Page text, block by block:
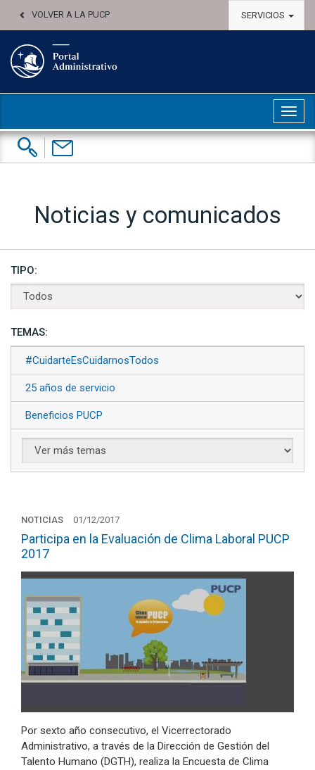
VOLVER A LA PUCP SERVICIOS
Buscar:
Contáctenos
Noticias y comunicados
TIPO:
TEMAS:
#CuidarteEsCuidarnosTodos
25 años de servicio
Beneficios PUCP
NOTICIAS 01/12/2017
Participa en la Evaluación de Clima Laboral PUCP
2017
Por sexto año consecutivo, el Vicerrectorado
Administrativo, a través de la Dirección de Gestión del
Talento Humano (DGTH), realiza la Encuesta de Clima